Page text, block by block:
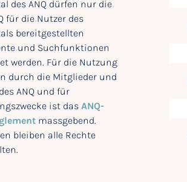
des ANQ dürfen nur die
für die Nutzer des
bereitgestellten
und Suchfunktionen
werden. Für die Nutzung
durch die Mitglieder und
ANQ und für
ist das ANQ-
massgebend.
bleiben alle Rechte